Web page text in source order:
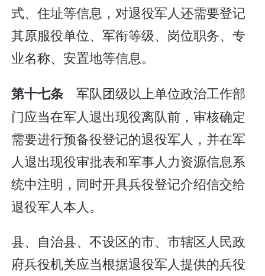
式、住址等信息，对退役军人还需要登记
其原服役单位、军衔等级、岗位职务、专
业名称、安置地等信息。
第十七条军队团级以上单位政治工作部
门应当在军人退出现役离队前，审核确定
需要进行预备役登记的退役军人，并在军
人退出现役审批表和军事人力资源信息系
统中注明，同时开具兵役登记介绍信交给
退役军人本人。
县、自治县、不设区的市、市辖区人民政
府兵役机关应当根据退役军人提供的兵役